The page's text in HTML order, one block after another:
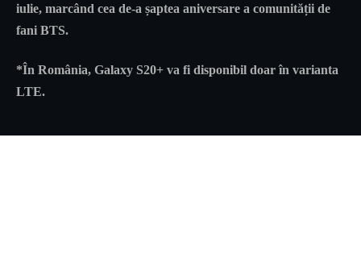
iulie, marcând cea de-a șaptea aniversare a comunității de
fani BTS.
*În România, Galaxy S20+ va fi disponibil doar în varianta
LTE.